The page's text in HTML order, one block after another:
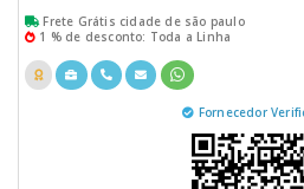
Frete Grátis cidade de são paulo
1 % de desconto: Toda a Linha
Fornecedor